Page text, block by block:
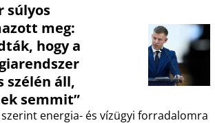
súlyos
meg:
hogy a
szélén áll,
semmit”
energia- és vízügyi forradalomra